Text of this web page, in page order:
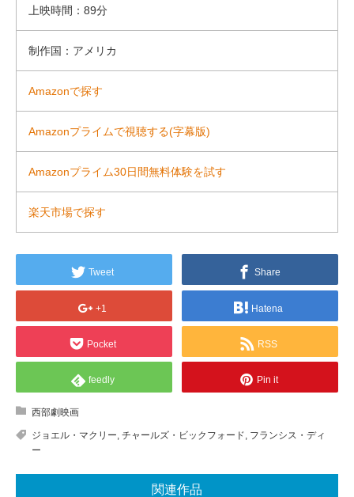
上映時間：89分
制作国：アメリカ
Amazonで探す
Amazonプライムで視聴する(字幕版)
Amazonプライム30日間無料体験を試す
楽天市場で探す
Tweet Share
+1 Hatena
Pocket RSS
feedly Pin it
西部劇映画
ジョエル・マクリー, チャールズ・ビックフォード, フランシス・ディ
ー
関連作品